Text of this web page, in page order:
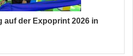
auf der Expoprint 2026 in